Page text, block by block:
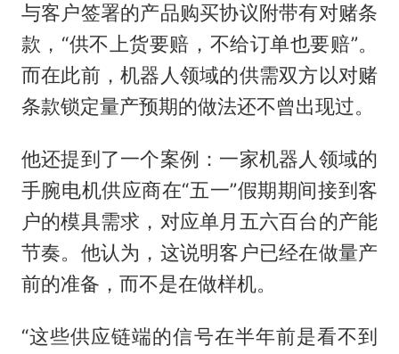
与客户签署的产品购买协议附带有对赌条
款，“供不上货要赔，不给订单也要赔”。
而在此前，机器人领域的供需双方以对赌
条款锁定量产预期的做法还不曾出现过。
他还提到了一个案例：一家机器人领域的
手腕电机供应商在“五一”假期期间接到客
户的模具需求，对应单月五六百台的产能
节奏。他认为，这说明客户已经在做量产
前的准备，而不是在做样机。
“这些供应链端的信号在半年前是看不到